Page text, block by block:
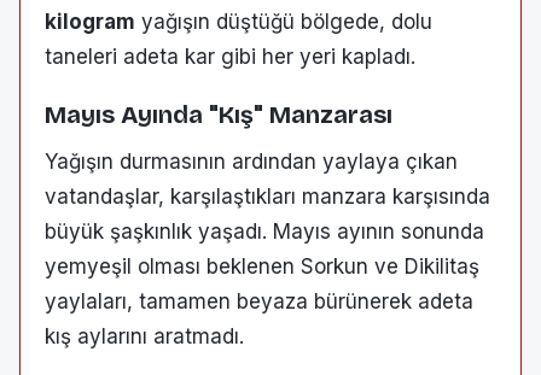
kilogram yağışın düştüğü bölgede, dolu
taneleri adeta kar gibi her yeri kapladı.
Mayıs Ayında "Kış" Manzarası
Yağışın durmasının ardından yaylaya çıkan
vatandaşlar, karşılaştıkları manzara karşısında
büyük şaşkınlık yaşadı. Mayıs ayının sonunda
yemyeşil olması beklenen Sorkun ve Dikilitaş
yaylaları, tamamen beyaza bürünerek adeta
kış aylarını aratmadı.